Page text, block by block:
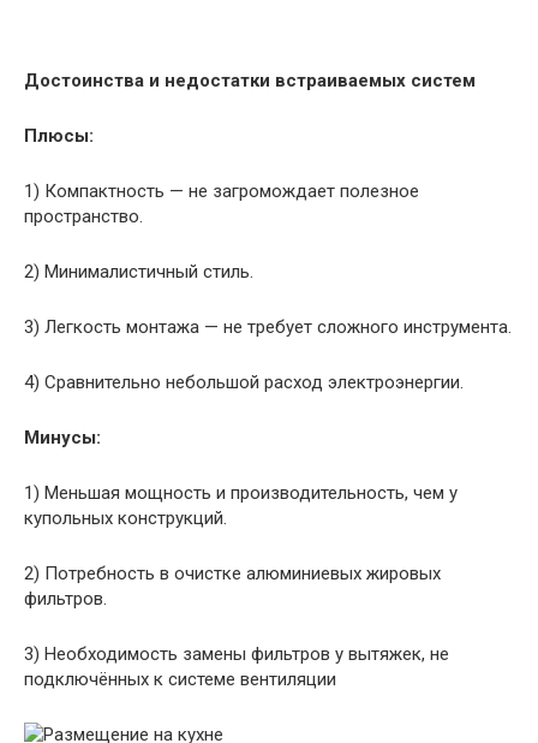
Достоинства и недостатки встраиваемых систем
Плюсы:
1) Компактность — не загромождает полезное
пространство.
2) Минималистичный стиль.
3) Легкость монтажа — не требует сложного инструмента.
4) Сравнительно небольшой расход электроэнергии.
Минусы:
1) Меньшая мощность и производительность, чем у
купольных конструкций.
2) Потребность в очистке алюминиевых жировых
фильтров.
3) Необходимость замены фильтров у вытяжек, не
подключённых к системе вентиляции